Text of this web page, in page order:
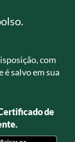
com
salvo em sua
de